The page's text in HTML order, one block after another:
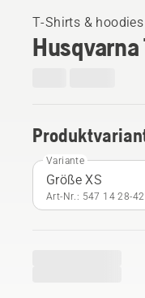
T-Shirts & hoodies
Variante
Größe XS
Art-Nr.: 547 14 28‑42